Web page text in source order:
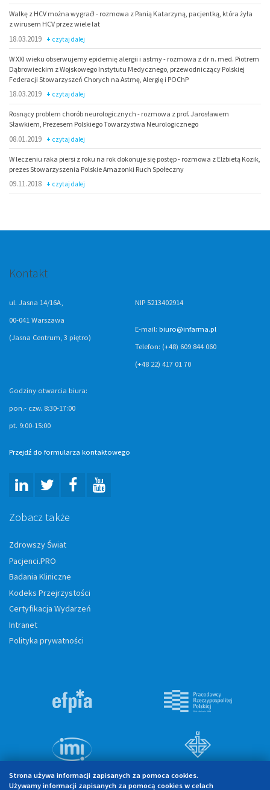
Walkę z HCV można wygrać! - rozmowa z Panią Katarzyną, pacjentką, która żyła
z wirusem HCV przez wiele lat
18.03.2019 czytaj dalej
W XXI wieku obserwujemy epidemię alergii i astmy - rozmowa z dr n. med. Piotrem
Dąbrowieckim z Wojskowego Instytutu Medycznego, przewodniczący Polskiej
Federacji Stowarzyszeń Chorych na Astmę, Alergię i POChP
18.03.2019 czytaj dalej
Rosnący problem chorób neurologicznych - rozmowa z prof. Jarosławem
Sławkiem, Prezesem Polskiego Towarzystwa Neurologicznego
08.01.2019 czytaj dalej
W leczeniu raka piersi z roku na rok dokonuje się postęp - rozmowa z Elżbietą Kozik,
prezes Stowarzyszenia Polskie Amazonki Ruch Społeczny
09.11.2018 czytaj dalej
Kontakt
ul. Jasna 14/16A,
00-041 Warszawa
(Jasna Centrum, 3 piętro)
NIP 5213402914
E-mail: biuro@infarma.pl
Telefon: (+48) 609 844 060
(+48 22) 417 01 70
Godziny otwarcia biura:
pon.- czw. 8:30-17:00
pt. 9:00-15:00
Przejdź do formularza kontaktowego
Zobacz także
Zdrowszy Świat
Pacjenci.PRO
Badania Kliniczne
Kodeks Przejrzystości
Certyfikacja Wydarzeń
Intranet
Polityka prywatności
Strona używa informacji zapisanych za pomoca cookies.
Używamy informacji zapisanych za pomocą cookies w celach